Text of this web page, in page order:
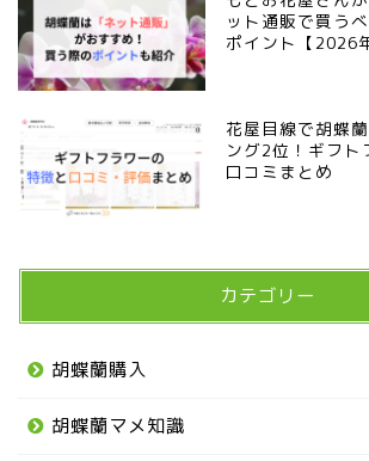
ット通販で買う
ポイント【2026
花屋目線で胡蝶
ング2位！ギフト
口コミまとめ
カテゴリー
胡蝶蘭購入
胡蝶蘭マメ知識